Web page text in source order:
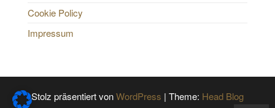
Cookie Policy
Impressum
Stolz präsentiert vonWordPress | Theme: Head Blog